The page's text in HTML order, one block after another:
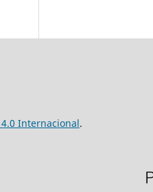
Internacional.